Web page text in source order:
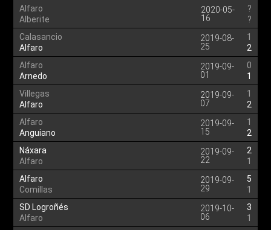
Alfaro
Alberite
2020-05-
16
?
?
Calasancio
Alfaro
2019-08-
25
1
2
Alfaro
Arnedo
2019-09-
01
0
1
Villegas
Alfaro
2019-09-
07
1
2
Alfaro
Anguiano
2019-09-
15
1
2
Náxara
Alfaro
2019-09-
22
2
1
Alfaro
Comillas
2019-09-
29
5
1
SD Logroñés
Alfaro
2019-10-
06
3
1